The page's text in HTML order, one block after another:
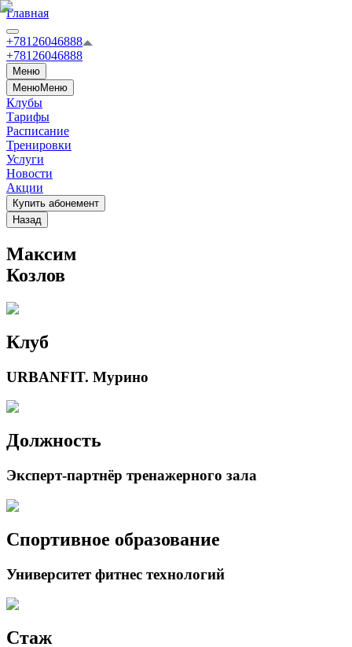
Главная
+78126046888
+78126046888
Меню
МенюМеню
Клубы
Тарифы
Расписание
Тренировки
Услуги
Новости
Акции
Купить абонемент
Назад
Максим
Козлов
Клуб
URBANFIT. Мурино
Должность
Эксперт-партнёр тренажерного зала
Спортивное образование
Университет фитнес технологий
Стаж